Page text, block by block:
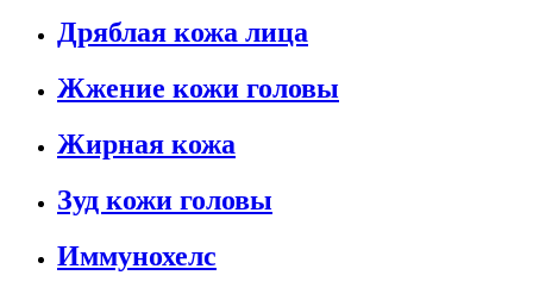
Дряблая кожа лица
Жжение кожи головы
Жирная кожа
Зуд кожи головы
Иммунохелс